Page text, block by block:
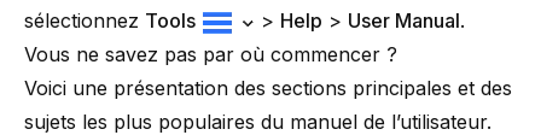
sélectionnez Tools > Help > User Manual.
Vous ne savez pas par où commencer ?
Voici une présentation des sections principales et des
sujets les plus populaires du manuel de l’utilisateur.